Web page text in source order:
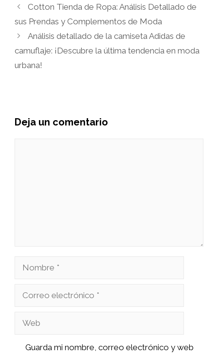
Cotton Tienda de Ropa: Análisis Detallado de
sus Prendas y Complementos de Moda
Análisis detallado de la camiseta Adidas de
camuflaje: ¡Descubre la última tendencia en moda
urbana!
Deja un comentario
Nombre
Correo
Web
Guarda mi nombre, correo electrónico y web